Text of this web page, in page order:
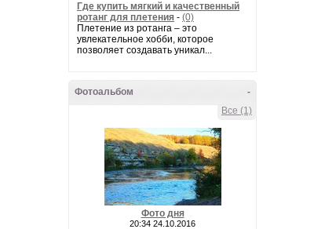
Где купить мягкий и качественный
ротанг для плетения - (0)
Плетение из ротанга – это
увлекательное хобби, которое
позволяет создавать уникал...
-
Фотоальбом
Все (1)
Фото дня
20:34 24.10.2016